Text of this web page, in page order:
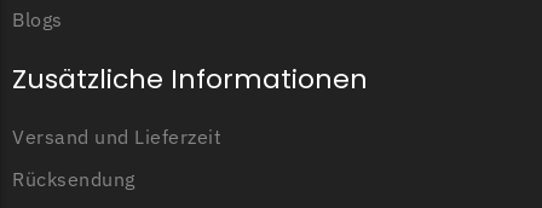
Blogs
Zusätzliche Informationen
Versand und Lieferzeit
Rücksendung